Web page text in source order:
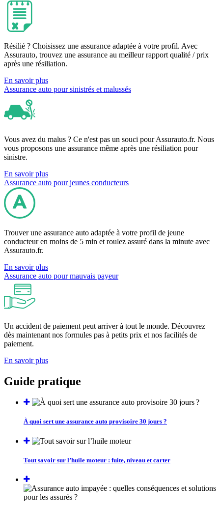
Résilié ? Choisissez une assurance adaptée à votre profil. Avec
Assurauto, trouvez une assurance au meilleur rapport qualité / prix
après une résiliation.
En savoir plus
Assurance auto pour sinistrés et malussés
Vous avez du malus ? Ce n'est pas un souci pour Assurauto.fr. Nous
vous proposons une assurance même après une résiliation pour
sinistre.
En savoir plus
Assurance auto pour jeunes conducteurs
Trouver une assurance auto adaptée à votre profil de jeune
conducteur en moins de 5 min et roulez assuré dans la minute avec
Assurauto.fr.
En savoir plus
Assurance auto pour mauvais payeur
Un accident de paiement peut arriver à tout le monde. Découvrez
dès maintenant nos formules pas à petits prix et nos facilités de
paiement.
En savoir plus
Guide pratique
À quoi sert une assurance auto provisoire 30 jours ?
Tout savoir sur l’huile moteur : fuite, niveau et carter